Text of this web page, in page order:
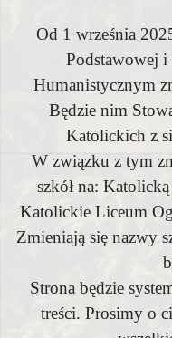
Od 1 września
Podstawowej
Humanistycznym
Będzie nim
Katolickich z
W związku z tym
szkół na:
Katolickie Liceum
Zmieniają się nazwy
Strona będzie
treści. Prosimy o